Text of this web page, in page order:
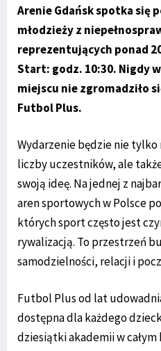
Arenie Gdańsk spotka się
młodzieży z
reprezentujących ponad
Start: godz. 10:30. Nigdy
miejscu nie zgromadziło
Futbol Plus.
Wydarzenie będzie nie
liczby uczestników, ale
swoją ideę. Na jednej z
aren sportowych w Polsce
których sport często jest
rywalizacją. To przestrzeń
samodzielności, relacji i
Futbol Plus od lat
dostępna dla każdego
dziesiątki akademii w